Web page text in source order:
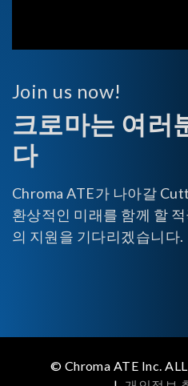
Join us now!
크로마는 여러
다
Chroma ATE가 나아갈
환상적인 미래를 함께 할
의 지원을 기다리겠습니다.
© Chroma ATE Inc.